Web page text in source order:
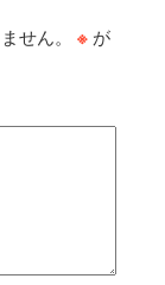
せん。 ※ が